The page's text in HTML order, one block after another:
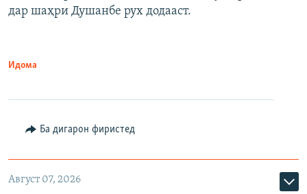
дар шаҳри Душанбе рух додааст.
Идома
Ба дигарон фиристед
Август 07, 2026